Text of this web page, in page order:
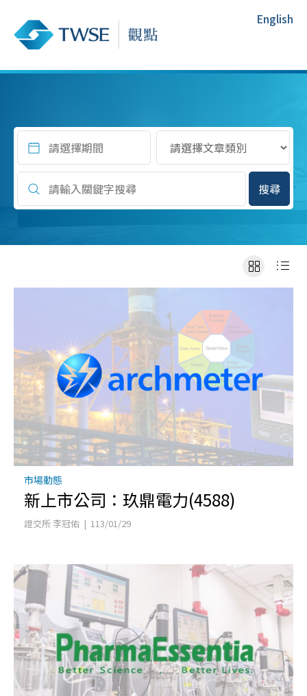
English
搜尋
市場動態
新上市公司：玖鼎電力(4588)
證交所 李冠佑 | 113/01/29